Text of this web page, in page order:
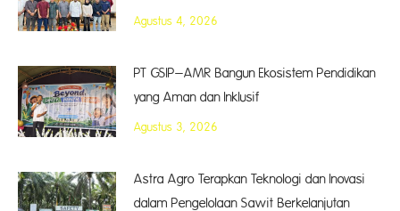
Agustus 4, 2026
PT GSIP–AMR Bangun Ekosistem Pendidikan
yang Aman dan Inklusif
Agustus 3, 2026
Astra Agro Terapkan Teknologi dan Inovasi
dalam Pengelolaan Sawit Berkelanjutan